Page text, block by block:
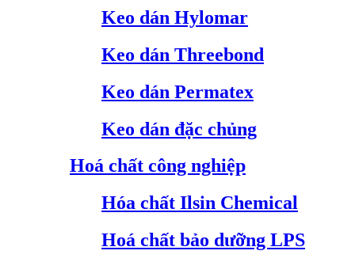
Keo dán Hylomar
Keo dán Threebond
Keo dán Permatex
Keo dán đặc chủng
Hoá chất công nghiệp
Hóa chất Ilsin Chemical
Hoá chất bảo dưỡng LPS